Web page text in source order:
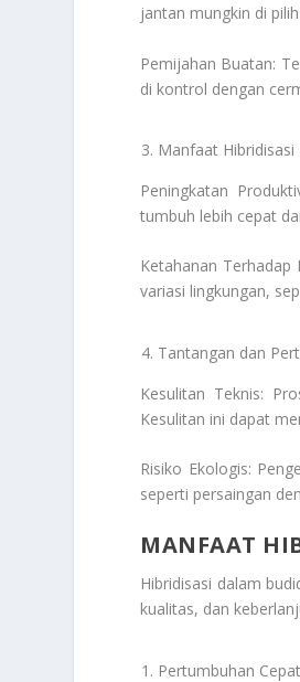
jantan mungkin di
Pemijahan Buatan:
di kontrol dengan
Manfaat Hibridisasi
Peningkatan
tumbuh lebih cepat
Ketahanan Terhadap
variasi lingkungan,
Tantangan dan
Kesulitan Teknis:
Kesulitan ini dapat
Risiko Ekologis:
seperti persaingan
MANFAAT
Hibridisasi dalam
kualitas, dan
Pertumbuhan Cepat